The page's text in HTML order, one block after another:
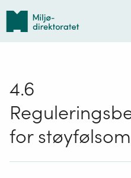
Tilbake
forsiden
4.6
for